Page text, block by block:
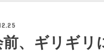
前、ギリギ